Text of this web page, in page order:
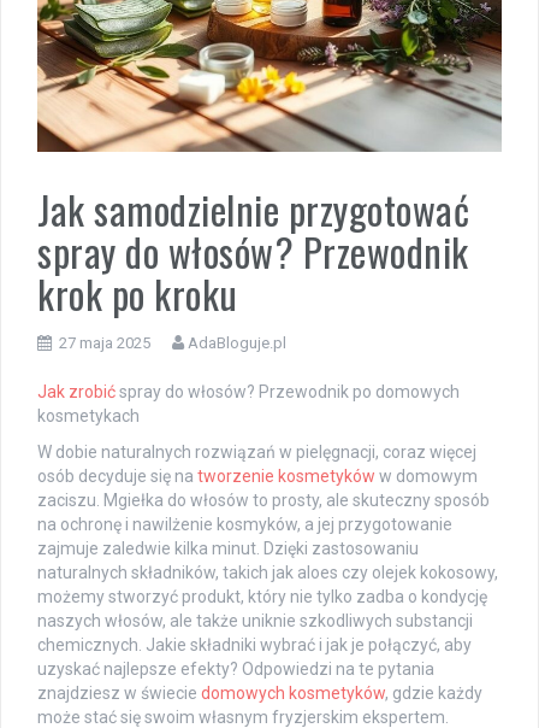
Jak samodzielnie przygotować
spray do włosów? Przewodnik
krok po kroku
27 maja 2025 AdaBloguje.pl
Jak zrobićspray do włosów? Przewodnik po domowych
kosmetykach
W dobie naturalnych rozwiązań w pielęgnacji, coraz więcej
osób decyduje się na tworzenie kosmetyków w domowym
zaciszu. Mgiełka do włosów to prosty, ale skuteczny sposób
na ochronę i nawilżenie kosmyków, a jej przygotowanie
zajmuje zaledwie kilka minut. Dzięki zastosowaniu
naturalnych składników, takich jak aloes czy olejek kokosowy,
możemy stworzyć produkt, który nie tylko zadba o kondycję
naszych włosów, ale także uniknie szkodliwych substancji
chemicznych. Jakie składniki wybrać i jak je połączyć, aby
uzyskać najlepsze efekty? Odpowiedzi na te pytania
znajdziesz w świecie domowych kosmetyków, gdzie każdy
może stać się swoim własnym fryzjerskim ekspertem.